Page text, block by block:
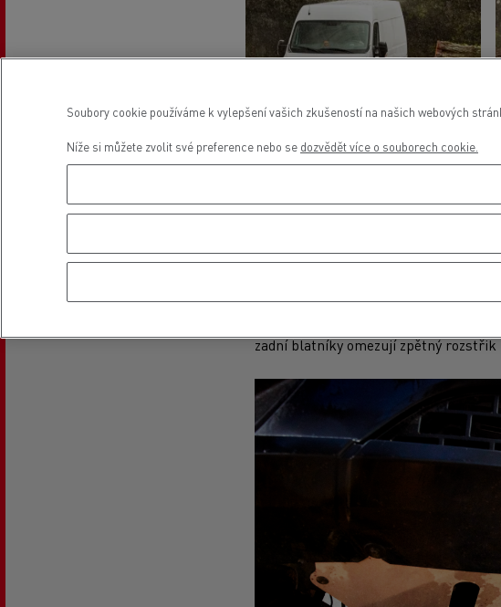
sníh", které jsou přizpůsobeny jízdě v
zadní blatníky omezují zpětný
Soubory cookie používáme k vylepšení vašich zkušeností na našich webových
Níže si můžete zvolit své preference nebo se dozvědět více o souborech cookie.